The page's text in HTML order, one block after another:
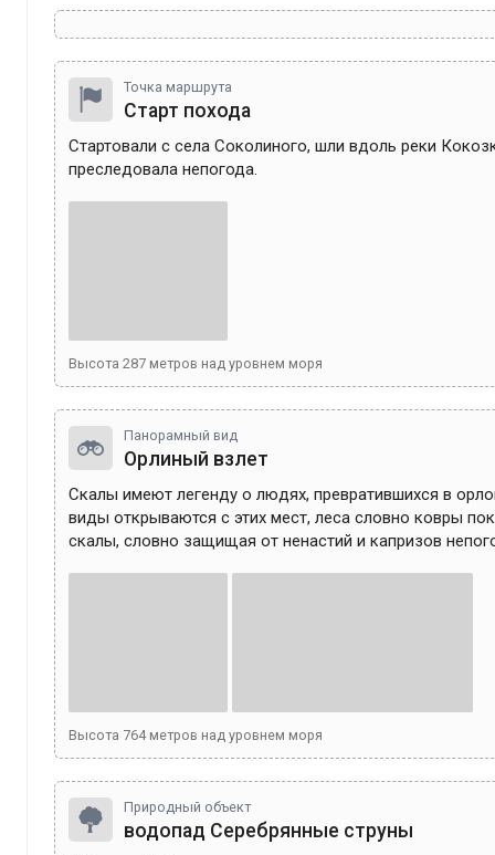
Точка маршрута
Старт похода
Стартовали с села Соколиного, шли вдоль реки
преследовала непогода.
Высота 287 метров над уровнем моря
Панорамный вид
Орлиный взлет
Скалы имеют легенду о людях, превратившихся в
виды открываются с этих мест, леса словно ковры
скалы, словно защищая от ненастий и капризов
Высота 764метров над уровнем моря
Природный объект
водопад Серебрянные струны